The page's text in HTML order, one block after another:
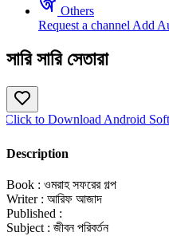
Others
Request a channel Add
সারি সারি সেতারা
to Download Android
Description
Book : ওমরাহ সফরের গল্প
Writer : আরিফ আজাদ
Published :
Subject : জীবন পরিবর্তন